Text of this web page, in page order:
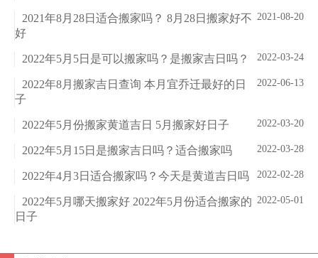
2021-08-20
2021年8月28日适合搬家吗？ 8月28日搬家好不
好
2022-03-24
2022年5月5日是可以搬家吗？是搬家吉日吗？
2022-06-13
2022年8月搬家吉日查询 本月宜乔迁最好的日
子
2022-03-20
2022年5月份搬家黄道吉日 5月搬家好日子
2022-03-28
2022年5月15日是搬家吉日吗？适合搬家吗
2022-02-28
2022年4月3日适合搬家吗？今天是黄道吉日吗
2022-05-01
2022年5月哪天搬家好 2022年5月份适合搬家的
日子